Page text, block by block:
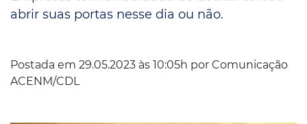
abrir suas portas nesse dia ou não.
Postada em 29.05.2023 às 10:05h por Comunicação
ACENM/CDL